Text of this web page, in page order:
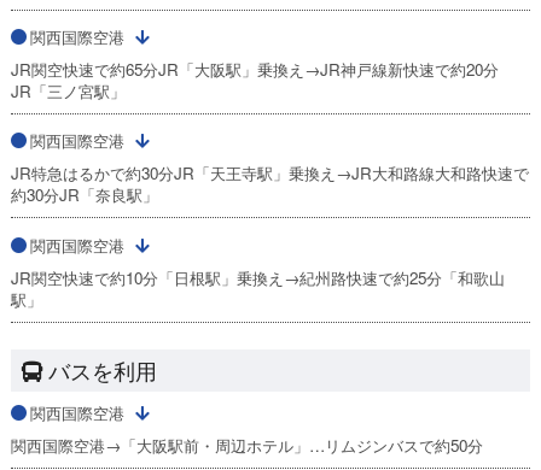
関西国際空港
JR関空快速で約65分JR「大阪駅」乗換え→JR神戸線新快速で約20分
JR「三ノ宮駅」
関西国際空港
JR特急はるかで約30分JR「天王寺駅」乗換え→JR大和路線大和路快速で
約30分JR「奈良駅」
関西国際空港
JR関空快速で約10分「日根駅」乗換え→紀州路快速で約25分「和歌山
駅」
バスを利用
関西国際空港
関西国際空港→「大阪駅前・周辺ホテル」…リムジンバスで約50分